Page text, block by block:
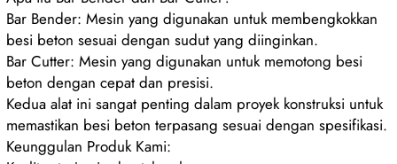
Bar Bender: Mesin yang digunakan untuk membengkokkan
besi beton sesuai dengan sudut yang diinginkan.
Bar Cutter: Mesin yang digunakan untuk memotong besi
beton dengan cepat dan presisi.
Kedua alat ini sangat penting dalam proyek konstruksi untuk
memastikan besi beton terpasang sesuai dengan spesifikasi.
Keunggulan Produk Kami: